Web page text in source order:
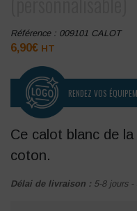
Référence : 009101 CALOT
6,90€ HT
RENDEZ VOS
Ce calot blanc de
coton.
Délai de livraison : 5-8 jours -